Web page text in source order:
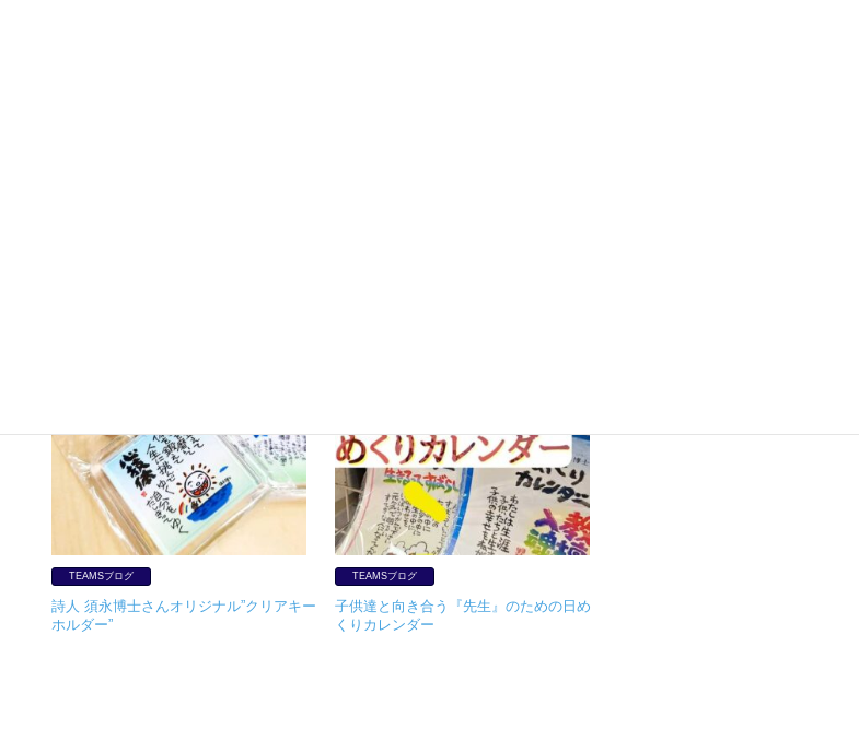
TEAMSブログ
詩人 須永博士さんオリジナル”クリアキー
ホルダー”
TEAMSブログ
子供達と向き合う『先生』のための日め
くりカレンダー